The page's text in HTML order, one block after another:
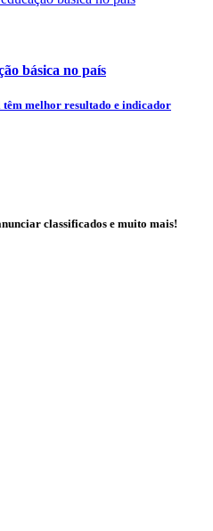
básica no país
melhor resultado e indicador
classificados e muito mais!